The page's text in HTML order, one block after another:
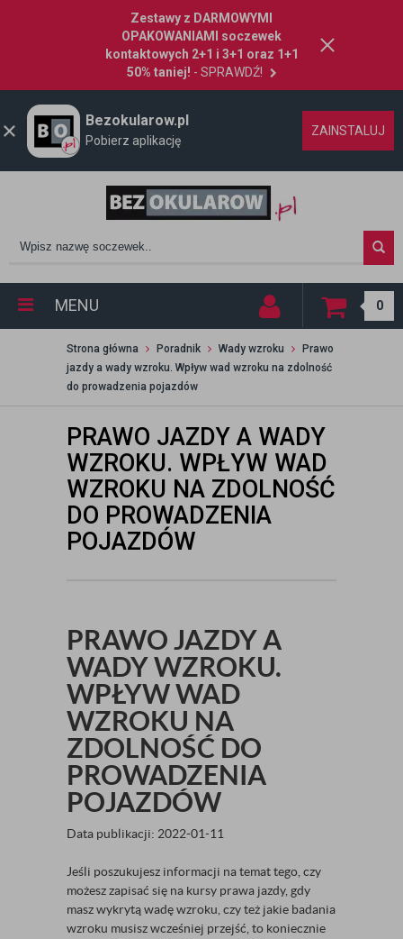
Zestawy z DARMOWYMI
OPAKOWANIAMI soczewek
kontaktowych 2+1 i 3+1 oraz 1+1
50% taniej! - SPRAWDŹ!
Bezokularow.pl
Pobierz aplikację
ZAINSTALUJ
MENU 0
Strona główna Poradnik Wady wzroku
Prawo
jazdy a wady wzroku. Wpływ wad wzroku na zdolność
do prowadzenia pojazdów
PRAWO JAZDY A WADY
WZROKU. WPŁYW WAD
WZROKU NA ZDOLNOŚĆ
DO PROWADZENIA
POJAZDÓW
PRAWO JAZDY A
WADY WZROKU.
WPŁYW WAD
WZROKU NA
ZDOLNOŚĆ DO
PROWADZENIA
POJAZDÓW
Data publikacji: 2022-01-11
Jeśli poszukujesz informacji na temat tego, czy
możesz zapisać się na kursy prawa jazdy, gdy
masz wykrytą wadę wzroku, czy też jakie badania
wzroku musisz wcześniej przejść, to koniecznie